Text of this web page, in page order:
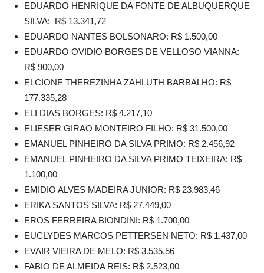
EDUARDO HENRIQUE DA FONTE DE ALBUQUERQUE
SILVA: R$ 13.341,72
EDUARDO NANTES BOLSONARO: R$ 1.500,00
EDUARDO OVIDIO BORGES DE VELLOSO VIANNA:
R$ 900,00
ELCIONE THEREZINHA ZAHLUTH BARBALHO: R$
177.335,28
ELI DIAS BORGES: R$ 4.217,10
ELIESER GIRAO MONTEIRO FILHO: R$ 31.500,00
EMANUEL PINHEIRO DA SILVA PRIMO: R$ 2.456,92
EMANUEL PINHEIRO DA SILVA PRIMO TEIXEIRA: R$
1.100,00
EMIDIO ALVES MADEIRA JUNIOR: R$ 23.983,46
ERIKA SANTOS SILVA: R$ 27.449,00
EROS FERREIRA BIONDINI: R$ 1.700,00
EUCLYDES MARCOS PETTERSEN NETO: R$ 1.437,00
EVAIR VIEIRA DE MELO: R$ 3.535,56
FABIO DE ALMEIDA REIS: R$ 2.523,00